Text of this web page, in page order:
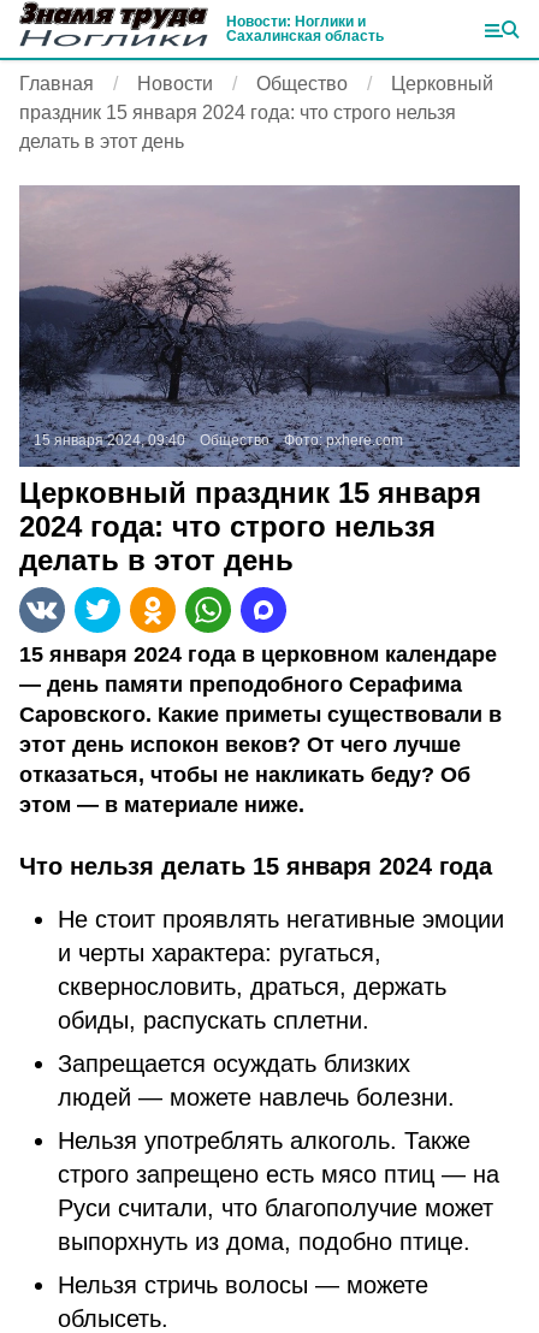
Новости: Ноглики и
Сахалинская область
Главная Новости Общество
Церковный
праздник 15 января 2024 года: что строго нельзя
делать в этот день
15 января 2024, 09:40 Общество Фото:pxhere.com
Церковный праздник 15 января
2024 года: что строго нельзя
делать в этот день
15 января 2024 года в церковном календаре
— день памяти преподобного Серафима
Саровского. Какие приметы существовали в
этот день испокон веков? От чего лучше
отказаться, чтобы не накликать беду? Об
этом — в материале ниже.
Что нельзя делать 15 января 2024 года
Не стоит проявлять негативные эмоции
и черты характера: ругаться,
сквернословить, драться, держать
обиды, распускать сплетни.
Запрещается осуждать близких
людей — можете навлечь болезни.
Нельзя употреблять алкоголь. Также
строго запрещено есть мясо птиц — на
Руси считали, что благополучие может
выпорхнуть из дома, подобно птице.
Нельзя стричь волосы — можете
облысеть.